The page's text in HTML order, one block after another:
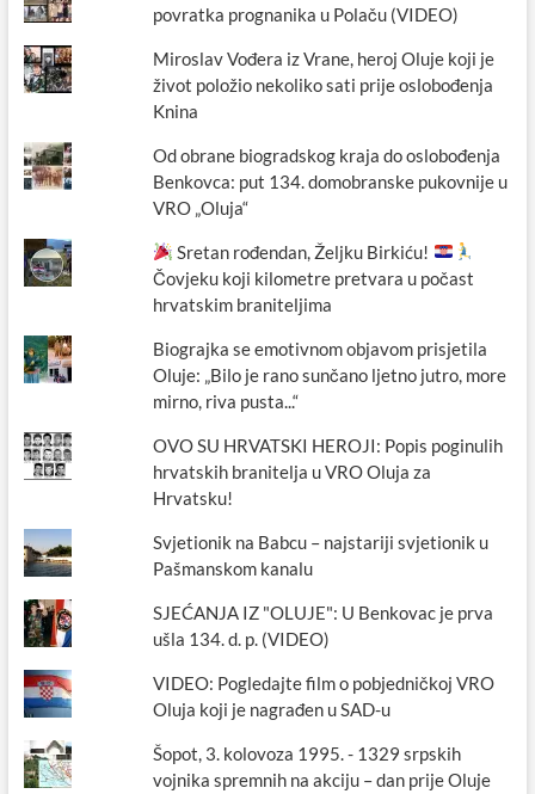
povratka prognanika u Polaču (VIDEO)
Miroslav Vođera iz Vrane, heroj Oluje koji je
život položio nekoliko sati prije oslobođenja
Knina
Od obrane biogradskog kraja do oslobođenja
Benkovca: put 134. domobranske pukovnije u
VRO „Oluja“
Sretan rođendan, Željku Birkiću!
Čovjeku koji kilometre pretvara u počast
hrvatskim braniteljima
Biograjka se emotivnom objavom prisjetila
Oluje: „Bilo je rano sunčano ljetno jutro, more
mirno, riva pusta...“
OVO SU HRVATSKI HEROJI: Popis poginulih
hrvatskih branitelja u VRO Oluja za
Hrvatsku!
Svjetionik na Babcu – najstariji svjetionik u
Pašmanskom kanalu
SJEĆANJA IZ "OLUJE": U Benkovac je prva
ušla 134. d. p. (VIDEO)
VIDEO: Pogledajte film o pobjedničkoj VRO
Oluja koji je nagrađen u SAD-u
Šopot, 3. kolovoza 1995. - 1329 srpskih
vojnika spremnih na akciju – dan prije Oluje